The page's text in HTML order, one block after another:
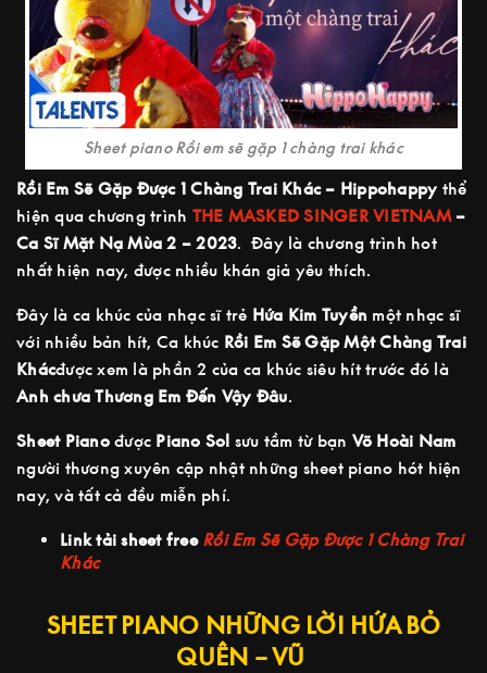
Sheet piano Rồi em sẽ gặp 1 chàng trai khác
Rồi Em Sẽ Gặp Được 1 Chàng Trai Khác – Hippohappy thể
hiện qua chương trình THE MASKED SINGER VIETNAM–
Ca Sĩ Mặt Nạ Mùa 2 – 2023. Đây là chương trình hot
nhất hiện nay, được nhiều khán giả yêu thích.
Đây là ca khúc của nhạc sĩ trẻ Hứa Kim Tuyền một nhạc sĩ
với nhiều bản hít, Ca khúc Rồi Em Sẽ Gặp Một Chàng Trai
Khácđược xem là phần 2 của ca khúc siêu hít trước đó là
Anh chưa Thương Em Đến Vậy Đâu.
Sheet Pianođược Piano Sol sưu tầm từ bạn Võ Hoài Nam
người thương xuyên cập nhật những sheet piano hót hiện
nay, và tất cả đều miễn phí.
Link tải sheet free Rồi Em Sẽ Gặp Được 1 Chàng Trai
Khác
SHEET PIANO NHỮNG LỜI HỨA BỎ
QUÊN – VŨ